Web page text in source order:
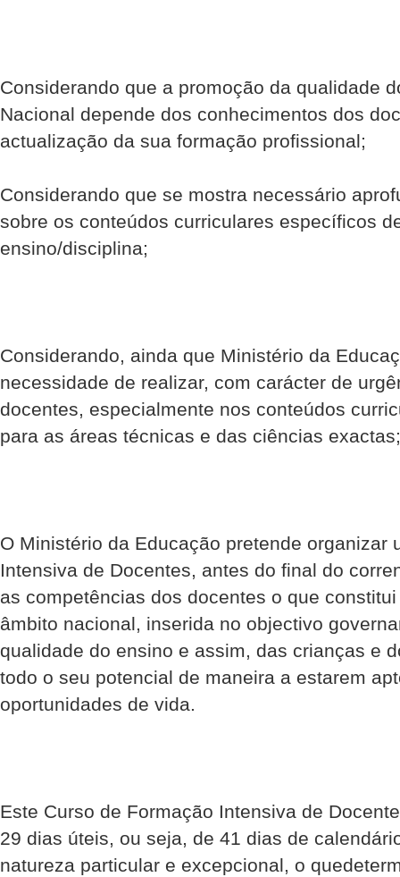
Considerando que a promoção da qualidade
Nacional depende dos conhecimentos dos
actualização da sua formação profissional;
Considerando que se mostra necessário
sobre os conteúdos curriculares específicos
ensino/disciplina;
Considerando, ainda que Ministério da
necessidade de realizar, com carácter de
docentes, especialmente nos conteúdos
para as áreas técnicas e das ciências exactas;
O Ministério da Educação pretende organizar
Intensiva de Docentes, antes do final do
as competências dos docentes o que
âmbito nacional, inserida no objectivo
qualidade do ensino e assim, das crianças e
todo o seu potencial de maneira a estarem
oportunidades de vida.
Este Curso de Formação Intensiva de
29 dias úteis, ou seja, de 41 dias de
natureza particular e excepcional, o